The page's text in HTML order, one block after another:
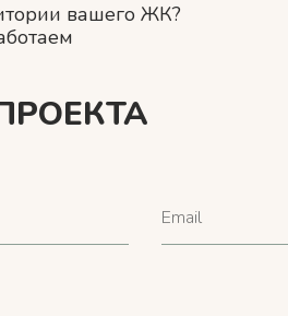
вашего ЖК?